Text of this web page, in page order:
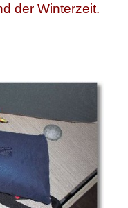
der Winterzeit.